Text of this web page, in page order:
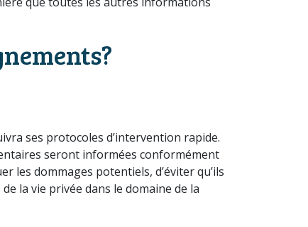
ses protocoles d’intervention rapide.
seront informées conformément
les dommages potentiels, d’éviter qu’ils
la vie privée dans le domaine de la